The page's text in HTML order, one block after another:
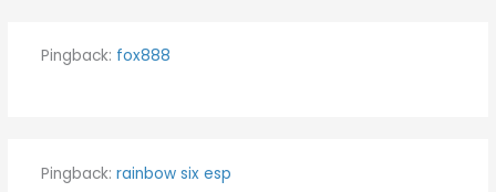
Pingback: fox888
Pingback: rainbow six esp